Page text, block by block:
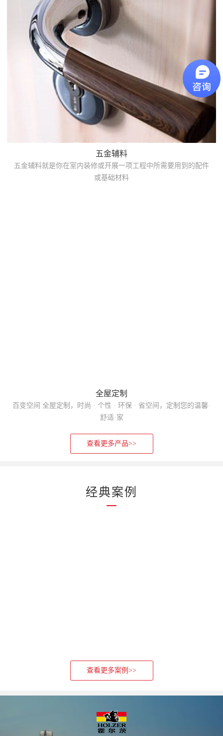
五金辅料
五金辅料就是你在室内装修或开展一项工程中所需要用到的配件
或基础材料
全屋定制
百变空间 全屋定制，时尚 · 个性 · 环保 · 省空间，定制您的温馨·
舒适·家
查看更多产品>>
经典案例
查看更多案例>>